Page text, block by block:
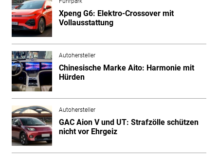
Xpeng G6: Elektro-Crossover mit
Vollausstattung
Autohersteller
Chinesische Marke Aito: Harmonie mit
Hürden
Autohersteller
GAC Aion V und UT: Strafzölle schützen
nicht vor Ehrgeiz